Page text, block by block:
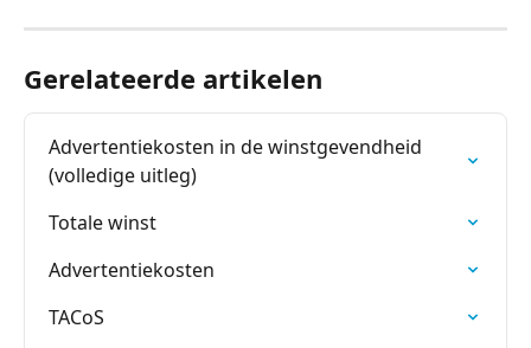
Gerelateerde artikelen
Advertentiekosten in de winstgevendheid
(volledige uitleg)
Totale winst
Advertentiekosten
TACoS